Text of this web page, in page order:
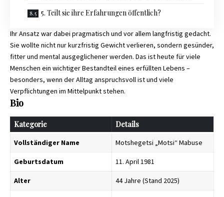
5. Teilt sie ihre Erfahrungen öffentlich?
Ihr Ansatz war dabei pragmatisch und vor allem langfristig gedacht.
Sie wollte nicht nur kurzfristig Gewicht verlieren, sondern gesünder,
fitter und mental ausgeglichener werden. Das ist heute für viele
Menschen ein wichtiger Bestandteil eines erfüllten Lebens –
besonders, wenn der Alltag anspruchsvoll ist und viele
Verpflichtungen im Mittelpunkt stehen.
Bio
Kategorie Details
Vollständiger Name Motshegetsi „Motsi“ Mabuse
Geburtsdatum 11. April 1981
Alter 44 Jahre (Stand 2025)